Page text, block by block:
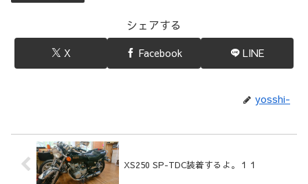
シェアする
X Facebook LINE
yosshi-
XS250 SP-TDC装着するよ。１１